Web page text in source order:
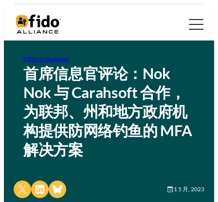
FIDO in the News
首席信息官评论：Nok
Nok 与 Carahsoft 合作，
为联邦、州和地方政府机
构提供防网络钓鱼的 MFA
解决方案
Share on X Share on LinkedIn
Share on Bluesky 1 5 月, 2023